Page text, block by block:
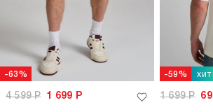
-63%
4 599Р 1 699 Р
-59%
1 699Р